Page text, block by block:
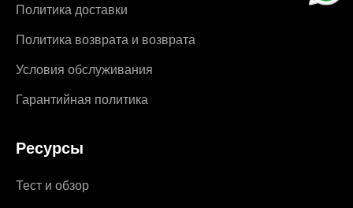
Политика доставки
Политика возврата и возврата
Условия обслуживания
Гарантийная политика
Ресурсы
Тест и обзор